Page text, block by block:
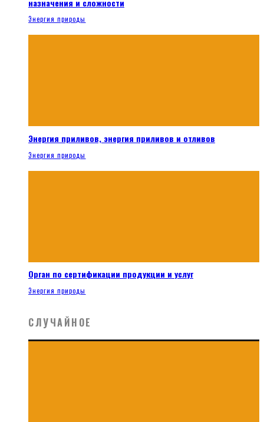
назначения и сложности
Энергия природы
Энергия приливов, энергия приливов и отливов
Энергия природы
Орган по сертификации продукции и услуг
Энергия природы
СЛУЧАЙНОЕ